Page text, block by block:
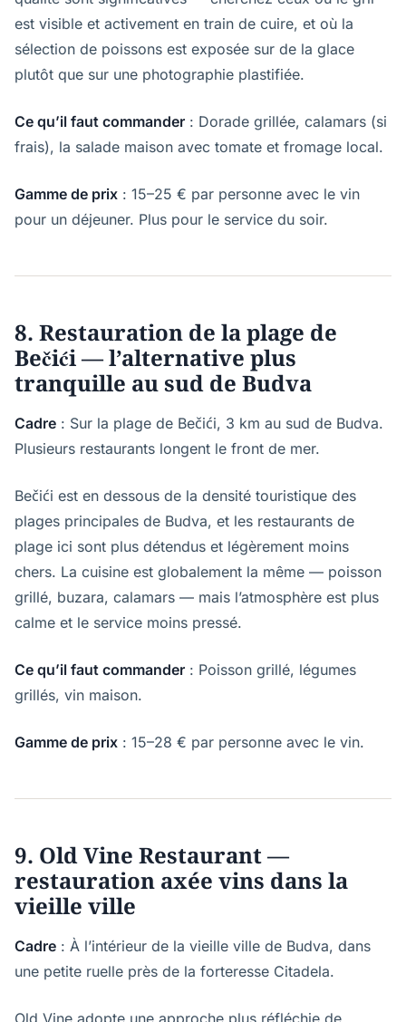
est visible et activement en train de cuire, et où la
sélection de poissons est exposée sur de la glace
plutôt que sur une photographie plastifiée.
Ce qu’il faut commander : Dorade grillée, calamars (si
frais), la salade maison avec tomate et fromage local.
Gamme de prix : 15–25 € par personne avec le vin
pour un déjeuner. Plus pour le service du soir.
8. Restauration de la plage de
Bečići — l’alternative plus
tranquille au sud de Budva
Cadre : Sur la plage de Bečići, 3 km au sud de Budva.
Plusieurs restaurants longent le front de mer.
Bečići est en dessous de la densité touristique des
plages principales de Budva, et les restaurants de
plage ici sont plus détendus et légèrement moins
chers. La cuisine est globalement la même — poisson
grillé, buzara, calamars — mais l’atmosphère est plus
calme et le service moins pressé.
Ce qu’il faut commander : Poisson grillé, légumes
grillés, vin maison.
Gamme de prix : 15–28 € par personne avec le vin.
9. Old Vine Restaurant —
restauration axée vins dans la
vieille ville
Cadre : À l’intérieur de la vieille ville de Budva, dans
une petite ruelle près de la forteresse Citadela.
Old Vine adopte une approche plus réfléchie de